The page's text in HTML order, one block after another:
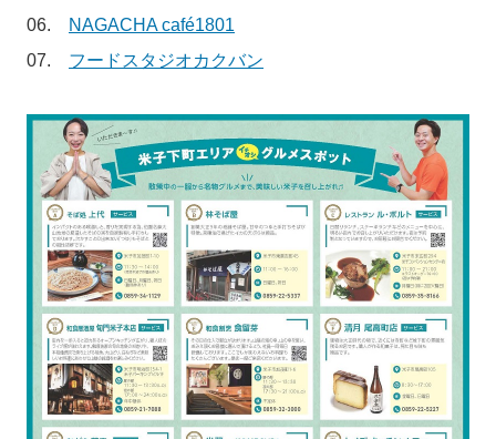
06.
NAGACHA café1801
07. フードスタジオカクバン